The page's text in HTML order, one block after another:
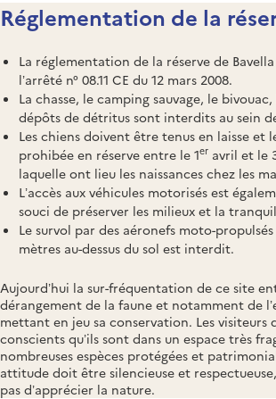
Réglementation de la
La réglementation de la réserve de
l’arrêté n° 08.11 CE du 12 mars 2008.
La chasse, le camping sauvage, le bivouac,
dépôts de détritus sont interdits au sein
Les chiens doivent être tenus en laisse et
prohibée en réserve entre le 1er avril et le
laquelle ont lieu les naissances chez les
L’accès aux véhicules motorisés est
souci de préserver les milieux et la
Le survol par des aéronefs moto-
mètres au-dessus du sol est interdit.
Aujourd’hui la sur-fréquentation de ce site
dérangement de la faune et notamment de
mettant en jeu sa conservation. Les visiteurs
conscients qu’ils sont dans un espace très
nombreuses espèces protégées et
attitude doit être silencieuse et
pas d’apprécier la nature.